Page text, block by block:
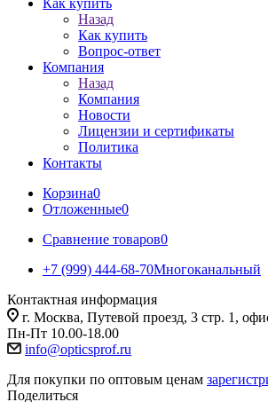
Как купить
Назад
Как купить
Вопрос-ответ
Компания
Назад
Компания
Новости
Лицензии и сертификаты
Политика
Контакты
Корзина0
Отложенные0
Сравнение товаров0
+7 (999) 444-68-70Многоканальный
Контактная информация
г. Москва, Путевой проезд, 3 стр. 1,
Пн-Пт 10.00-18.00
info@opticsprof.ru
Для покупки по оптовым ценам
Поделиться